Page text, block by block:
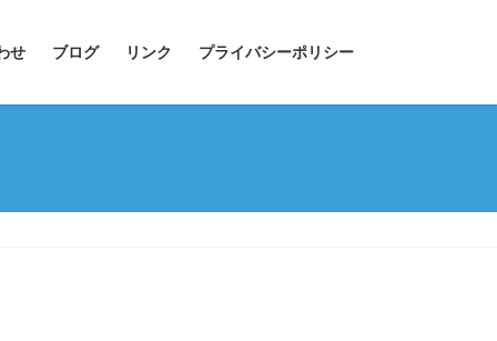
せ ブログ リンク プライバシーポリシー